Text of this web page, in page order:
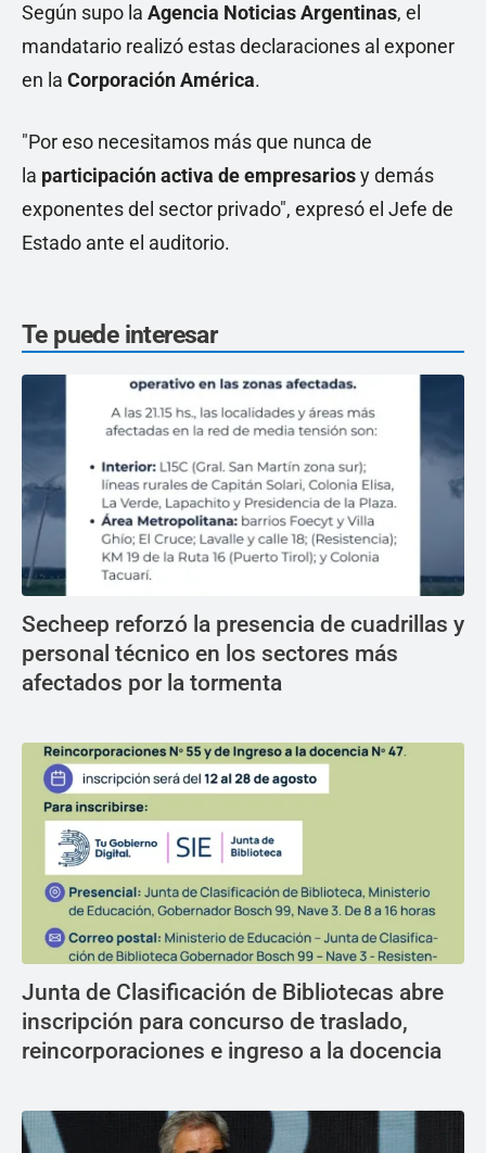
Según supo la Agencia Noticias Argentinas, el
mandatario realizó estas declaraciones al exponer
en la Corporación América.
"Por eso necesitamos más que nunca de
la participación activa de empresariosy demás
exponentes del sector privado", expresó el Jefe de
Estado ante el auditorio.
Te puede interesar
Secheep reforzó la presencia de cuadrillas y
personal técnico en los sectores más
afectados por la tormenta
Junta de Clasificación de Bibliotecas abre
inscripción para concurso de traslado,
reincorporaciones e ingreso a la docencia